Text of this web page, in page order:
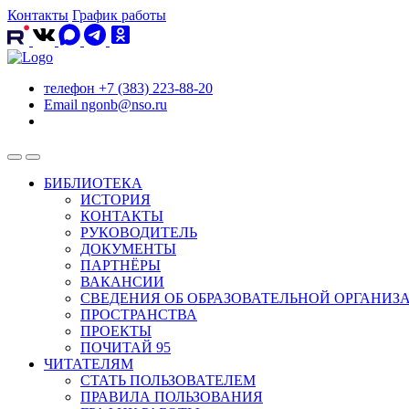
Контакты График работы
телефон +7 (383) 223-88-20
Email ngonb@nso.ru
БИБЛИОТЕКА
ИСТОРИЯ
КОНТАКТЫ
РУКОВОДИТЕЛЬ
ДОКУМЕНТЫ
ПАРТНЁРЫ
ВАКАНСИИ
СВЕДЕНИЯ ОБ ОБРАЗОВАТЕЛЬНОЙ
ПРОСТРАНСТВА
ПРОЕКТЫ
ПОЧИТАЙ 95
ЧИТАТЕЛЯМ
СТАТЬ ПОЛЬЗОВАТЕЛЕМ
ПРАВИЛА ПОЛЬЗОВАНИЯ